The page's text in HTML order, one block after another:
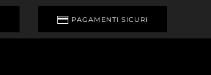
PAGAMENTI SICURI